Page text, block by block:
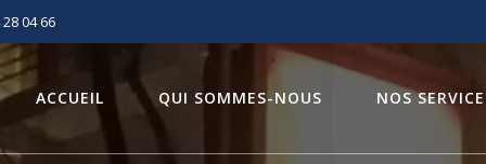
04 66
ACCUEIL QUI SOMMES-NOUS NOS